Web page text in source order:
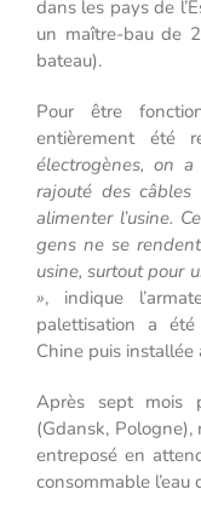
dans les pays de
un maître-bau de
bateau).
Pour être
entièrement été
électrogènes, on
rajouté des
alimenter l’usine.
gens ne se
usine, surtout pour
», indique
palettisation a
Chine puis
Après sept mois
(Gdansk,
entreposé en
consommable